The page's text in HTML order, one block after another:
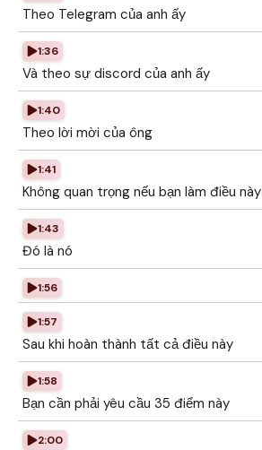
Theo Telegram của anh ấy
1:36
Và theo sự discord của anh ấy
1:40
Theo lời mời của ông
1:41
Không quan trọng nếu bạn làm điều này
1:43
Đó là nó
1:56
1:57
Sau khi hoàn thành tất cả điều này
1:58
Bạn cần phải yêu cầu 35 điểm này
2:00